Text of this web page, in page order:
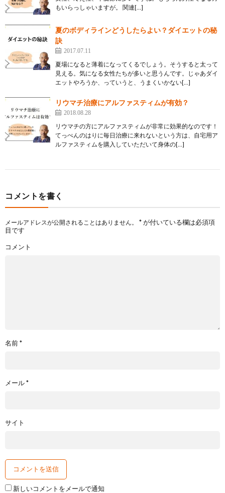
もいらっしゃいますが。 関連[…]
夏のボディラインどうしたらよい？ダイエットの秘
訣
2017.07.11
夏場になると薄着になってくるでしょう。そうすると太って
見える。気になる女性たちが多いと思うんです。じゃあダイ
エットやろうか、っていうと、うまくいかない[…]
リウマチ治療にアルファスティムが有効？
2018.08.28
リウマチの方にアルファスティムが非常に効果的なのです！
てっぺんのはりに毎日治療に来れないという方は、自宅用ア
ルファスティムを購入していただいて身体の[…]
コメントを書く
メールアドレスが公開されることはありません。 *が付いている欄は必須項
目です
コメント
名前*
メール*
サイト
新しいコメントをメールで通知